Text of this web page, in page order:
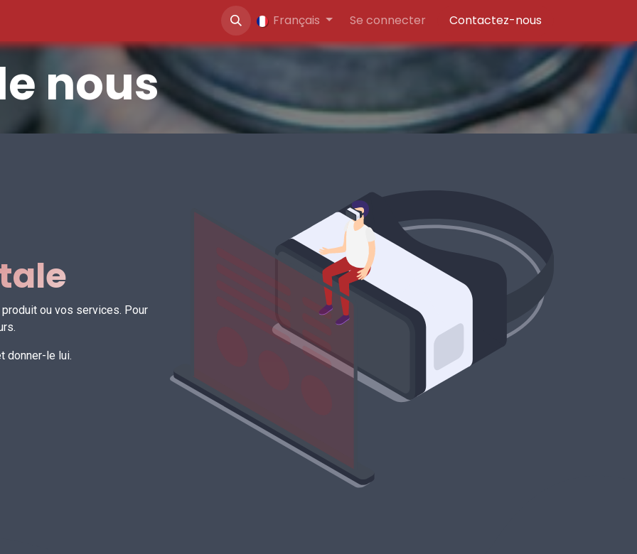
Français Se connecter Contactez-nous
nous
ou vos services. Pour
donner-le lui.